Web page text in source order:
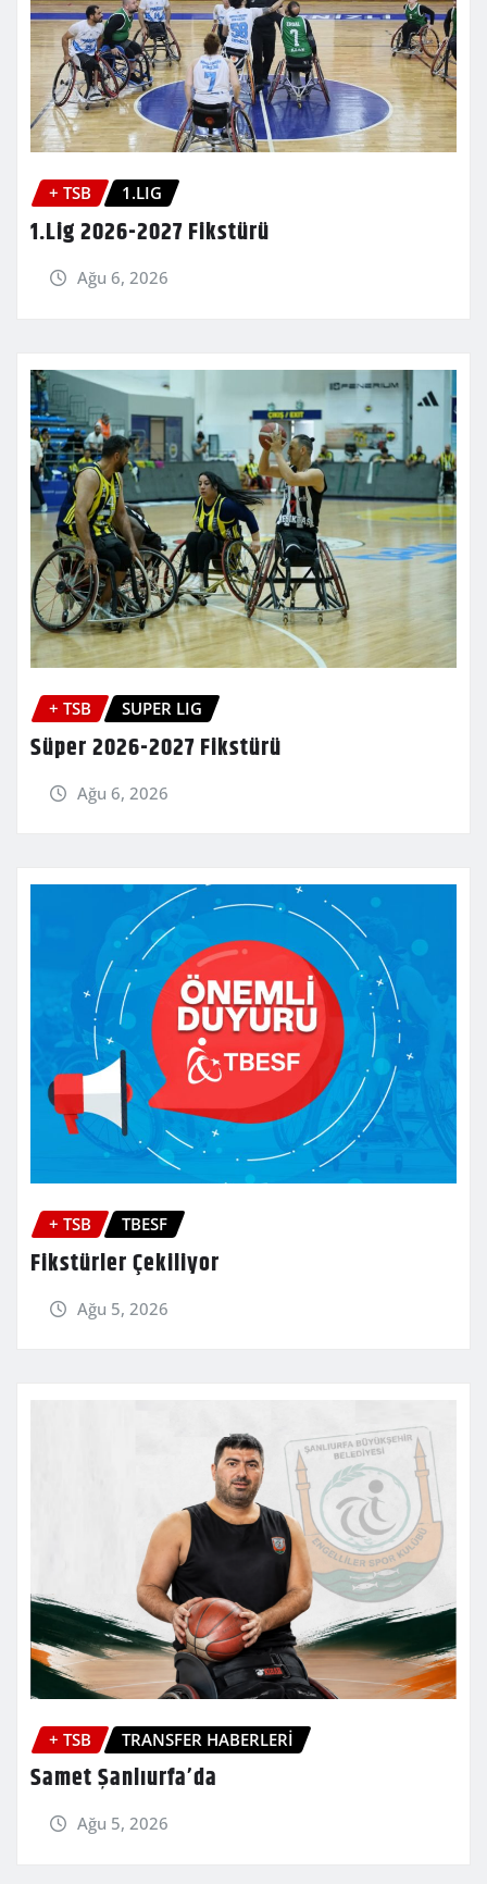
+ TSB 1.LIG
1.Lig 2026-2027 Fikstürü
Ağu 6, 2026
+ TSB SUPER LIG
Süper 2026-2027 Fikstürü
Ağu 6, 2026
+ TSB TBESF
Fikstürler Çekiliyor
Ağu 5, 2026
+ TSB TRANSFER HABERLERİ
Samet Şanlıurfa’da
Ağu 5, 2026